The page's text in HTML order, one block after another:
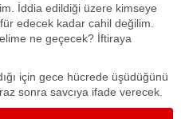
İddia edildiği üzere kimseye
edecek kadar cahil değilim.
ne geçecek? İftiraya
için gece hücrede üşüdüğünü
sonra savcıya ifade verecek.